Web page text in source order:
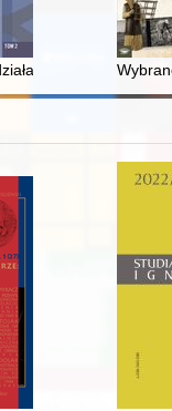
czeczeńskaorganów